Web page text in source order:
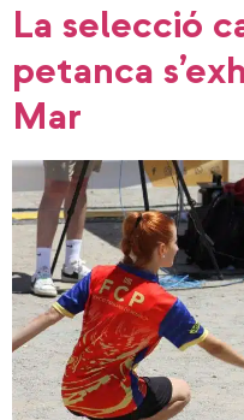
La selecció
petanca
Mar